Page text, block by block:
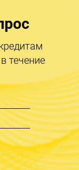
течение